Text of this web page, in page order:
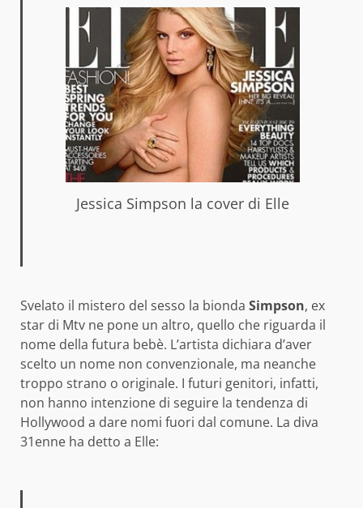
Jessica Simpson la cover di Elle
Svelato il mistero del sesso la bionda Simpson, ex
star di Mtv ne pone un altro, quello che riguarda il
nome della futura bebè. L’artista dichiara d’aver
scelto un nome non convenzionale, ma neanche
troppo strano o originale. I futuri genitori, infatti,
non hanno intenzione di seguire la tendenza di
Hollywood a dare nomi fuori dal comune. La diva
31enne ha detto a Elle: